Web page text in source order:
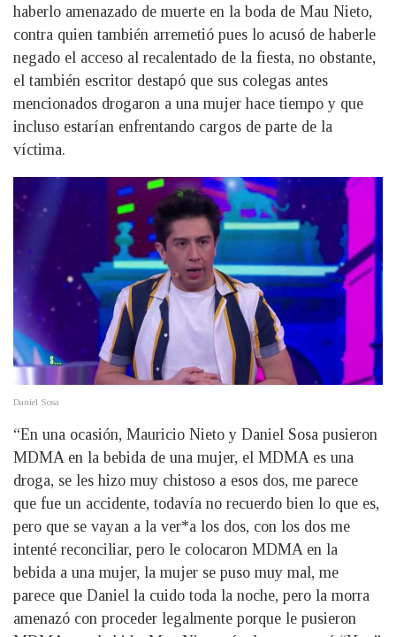
haberlo amenazado de muerte en la boda de Mau Nieto,
contra quien también arremetió pues lo acusó de haberle
negado el acceso al recalentado de la fiesta, no obstante,
el también escritor destapó que sus colegas antes
mencionados drogaron a una mujer hace tiempo y que
incluso estarían enfrentando cargos de parte de la
víctima.
Daniel Sosa
“En una ocasión, Mauricio Nieto y Daniel Sosa pusieron
MDMA en la bebida de una mujer, el MDMA es una
droga, se les hizo muy chistoso a esos dos, me parece
que fue un accidente, todavía no recuerdo bien lo que es,
pero que se vayan a la ver*a los dos, con los dos me
intenté reconciliar, pero le colocaron MDMA en la
bebida a una mujer, la mujer se puso muy mal, me
parece que Daniel la cuido toda la noche, pero la morra
amenazó con proceder legalmente porque le pusieron